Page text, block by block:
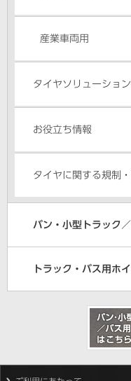
産業車両用
タイヤソリューション
お役立ち情報
タイヤに関する規制
バン・小型トラック
トラック・バス用ホ